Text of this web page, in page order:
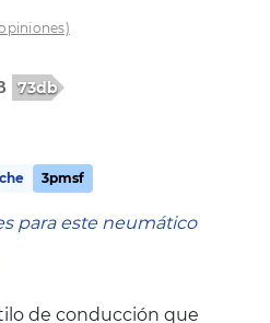
73db
3pmsf
para este neumático
de conducción que